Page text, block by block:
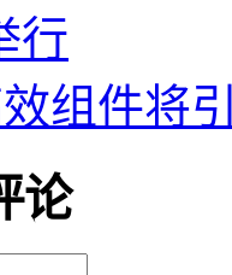
行
组件将
论